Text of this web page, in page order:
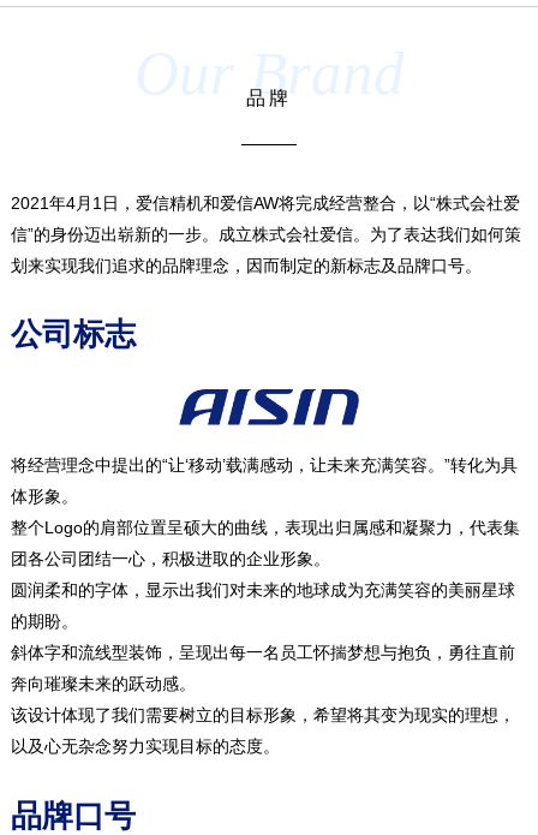
Our Brand
品牌
2021年4月1日，爱信精机和爱信AW将完成经营整合，以“株式会社爱
信”的身份迈出崭新的一步。成立株式会社爱信。为了表达我们如何策
划来实现我们追求的品牌理念，因而制定的新标志及品牌口号。
公司标志
将经营理念中提出的“让‘移动’载满感动，让未来充满笑容。”转化为具
体形象。
整个Logo的肩部位置呈硕大的曲线，表现出归属感和凝聚力，代表集
团各公司团结一心，积极进取的企业形象。
圆润柔和的字体，显示出我们对未来的地球成为充满笑容的美丽星球
的期盼。
斜体字和流线型装饰，呈现出每一名员工怀揣梦想与抱负，勇往直前
奔向璀璨未来的跃动感。
该设计体现了我们需要树立的目标形象，希望将其变为现实的理想，
以及心无杂念努力实现目标的态度。
品牌口号